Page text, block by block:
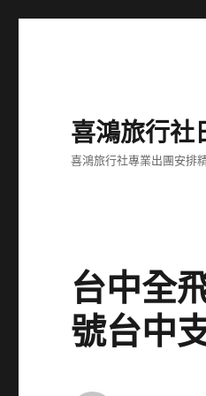
喜鴻旅行社
喜鴻旅行社專業出團安排
台中全
號台中